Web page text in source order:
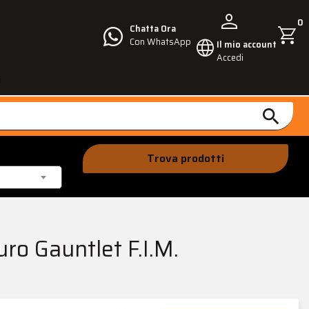
shopping_cart0
person
Il mio account
Accedi
language
Chatta Ora
Con WhatsApp
search
Trova prodotti
Gauntlet F.I.M.